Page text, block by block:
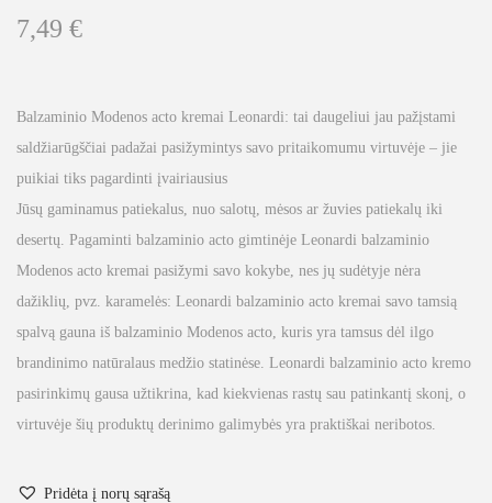
7,49 €
Balzaminio Modenos acto kremai Leonardi: tai daugeliui jau pažįstami
saldžiarūgščiai padažai pasižymintys savo pritaikomumu virtuvėje – jie
puikiai tiks pagardinti įvairiausius
Jūsų gaminamus patiekalus, nuo salotų, mėsos ar žuvies patiekalų iki
desertų. Pagaminti balzaminio acto gimtinėje Leonardi balzaminio
Modenos acto kremai pasižymi savo kokybe, nes jų sudėtyje nėra
dažiklių, pvz. karamelės: Leonardi balzaminio acto kremai savo tamsią
spalvą gauna iš balzaminio Modenos acto, kuris yra tamsus dėl ilgo
brandinimo natūralaus medžio statinėse. Leonardi balzaminio acto kremo
pasirinkimų gausa užtikrina, kad kiekvienas rastų sau patinkantį skonį, o
virtuvėje šių produktų derinimo galimybės yra praktiškai neribotos.
Pridėta į norų sąrašą